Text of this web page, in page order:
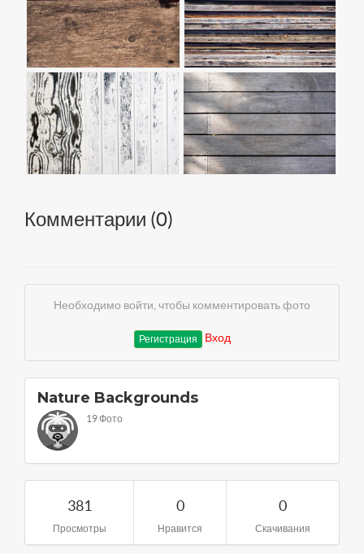
Комментарии (0)
Необходимо войти, чтобы комментировать фото
Регистрация Вход
Nature Backgrounds
19 Фото
381
Просмотры
0
Нравится
0
Скачивания